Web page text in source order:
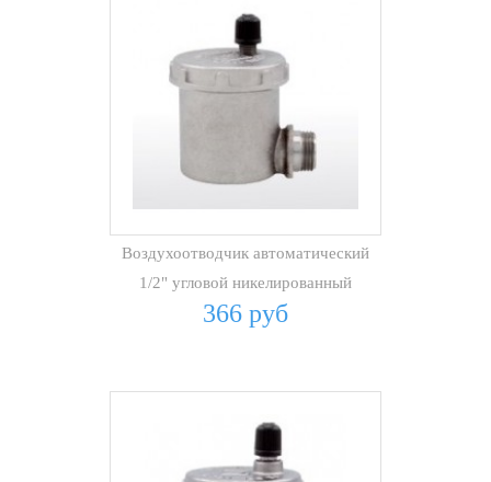
Воздухоотводчик автоматический
1/2" угловой никелированный
366 руб